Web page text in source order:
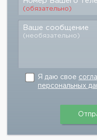
(обязательно)
Ваше сообщение
(необязательно)
Я даю свое
персональных